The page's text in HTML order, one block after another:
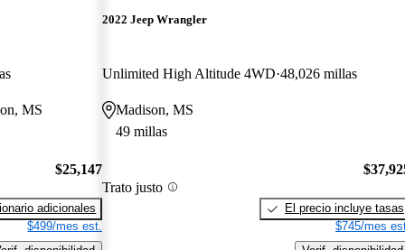
MS
$25,147
adicionales
$499/mes est.
2022 Jeep Wrangler
Unlimited High Altitude 4WD 48,026 millas
Madison, MS
49 millas
Trato justo
El precio incluye tasas
$745/mes